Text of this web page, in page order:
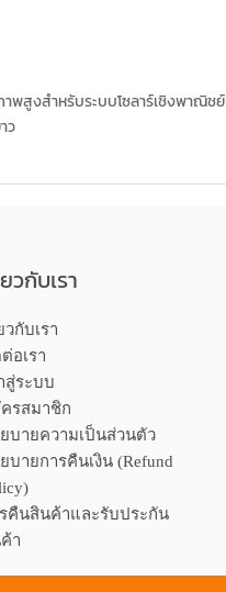
าพสูงสำหรับระบบโซลาร์เชิงพาณิชย์
ว
วกับเรา
วกับเรา
อเรา
สู่ระบบ
รสมาชิก
บายความเป็นส่วนตัว
บายการคืนเงิน (Refund
คืนสินค้าและรับประกัน
า